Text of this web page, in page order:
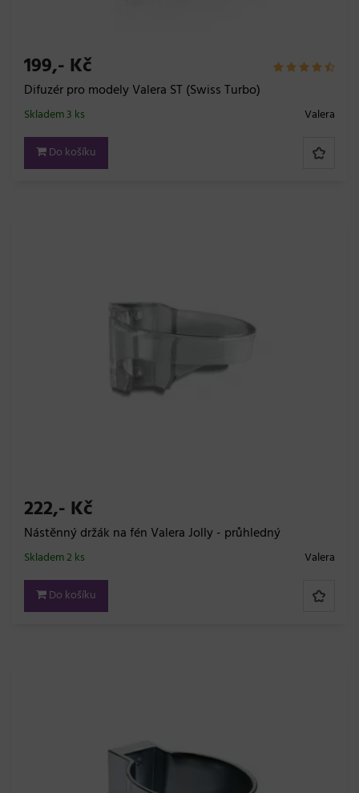
199,- Kč
Difuzér pro modely Valera ST (Swiss Turbo)
Valera
Skladem 3 ks
Do košíku
222,- Kč
Nástěnný držák na fén Valera Jolly - průhledný
Valera
Skladem 2 ks
Do košíku